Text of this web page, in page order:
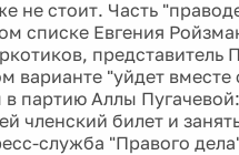
не стоит. Часть
списке Евгения
представитель
варианте "уйдет
в партию Аллы
членский билет и
служба "Правого